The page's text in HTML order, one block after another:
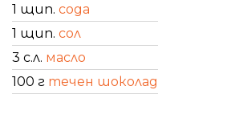
1 щип. сода
1 щип. сол
3 с.л. масло
100 г течен шоколад